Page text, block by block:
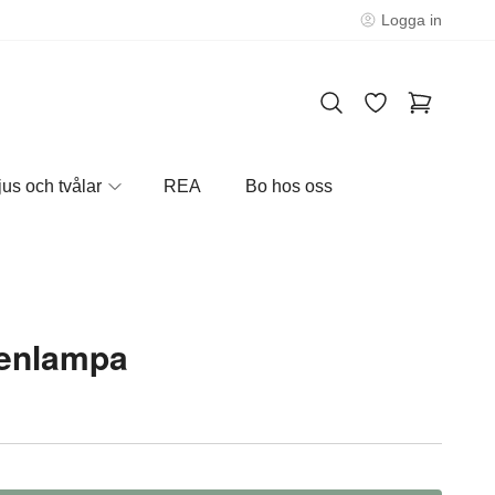
Logga in
och tvålar REA Bo hos oss